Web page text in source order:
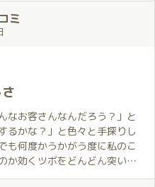
いだけでなくどこか自分自身
感があります。
ひ一度会いに行ってみてくだ
がふっと軽くなるはずです。
予定でその日を楽しみにして
叶えることが出来ました。
ので想像よりも現実の方が
た穂香さんと手を繋いでお話
ます。
のハグ…
できたときの嬉しさは変わら
ってしまいます。
さんはとても素敵な方で、ハ
なに可愛いのだろうといつも
ミ
なお客さんなんだろう？」と
るかな？」と色々と手探りし
も何度かうかがう度に私のこ
か効くツボをどんどん突いて
験でも高級とは感じましたが